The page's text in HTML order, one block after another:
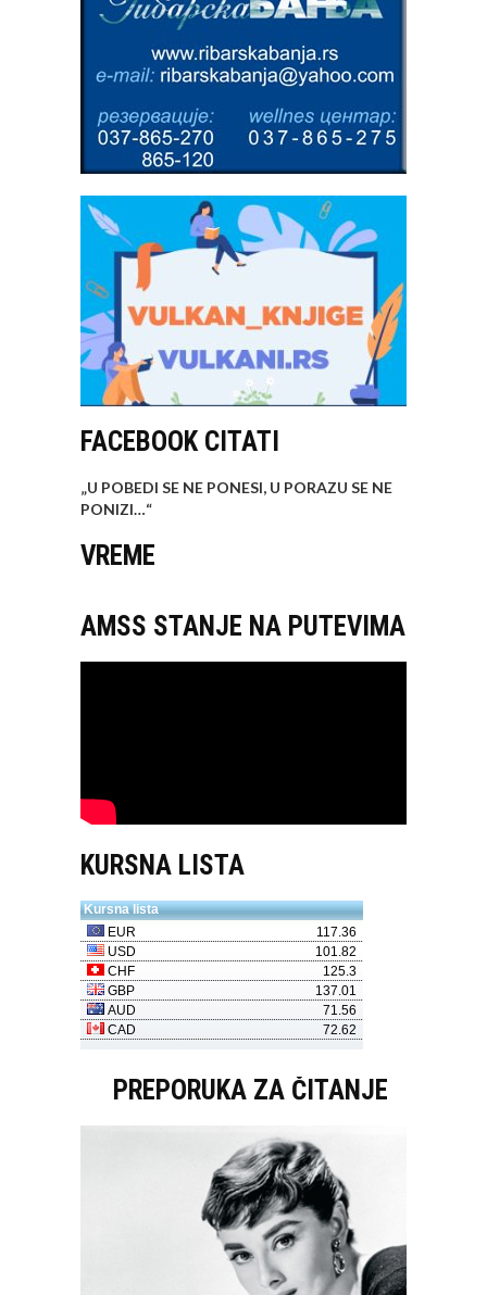
FACEBOOK CITATI
„U POBEDI SE NE PONESI, U PORAZU SE NE
PONIZI…“
VREME
AMSS STANJE NA PUTEVIMA
KURSNA LISTA
PREPORUKA ZA ČITANJE